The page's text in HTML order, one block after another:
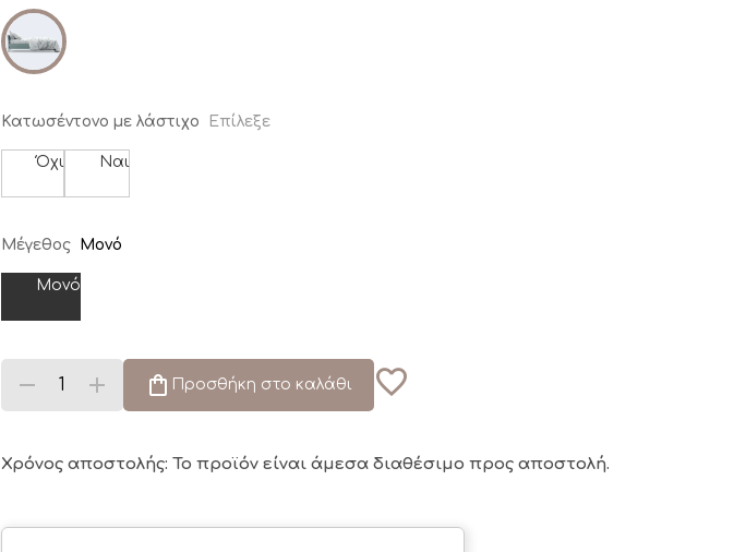
Κατωσέντονο με λάστιχο Επίλεξε
Όχι Ναι
Μέγεθος Μονό
Μονό
Προσθήκη στο καλάθι
Χρόνος αποστολής: Το προϊόν είναι άμεσα διαθέσιμο προς αποστολή.